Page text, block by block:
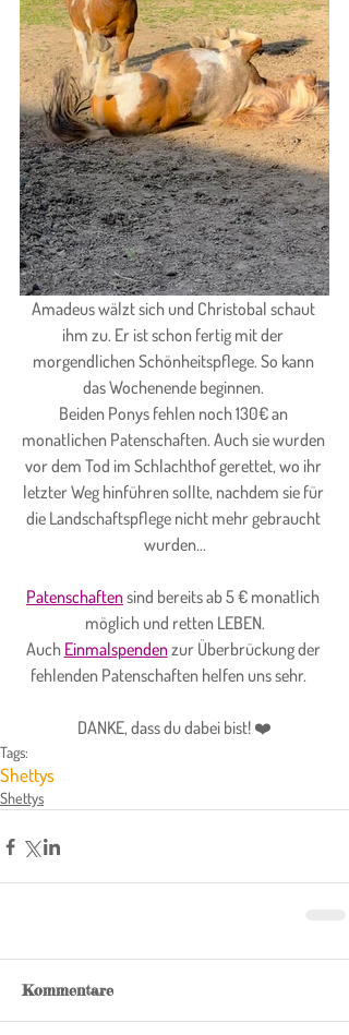
Amadeus wälzt sich und Christobal schaut
ihm zu. Er ist schon fertig mit der
morgendlichen Schönheitspflege. So kann
das Wochenende beginnen.
Beiden Ponys fehlen noch 130€ an
monatlichen Patenschaften. Auch sie wurden
vor dem Tod im Schlachthof gerettet, wo ihr
letzter Weg hinführen sollte, nachdem sie für
die Landschaftspflege nicht mehr gebraucht
wurden...
Patenschaften sind bereits ab 5 € monatlich
möglich und retten LEBEN.
Auch Einmalspenden zur Überbrückung der
fehlenden Patenschaften helfen uns sehr.
DANKE, dass du dabei bist! ❤️
Tags:
Shettys
Shettys
Kommentare